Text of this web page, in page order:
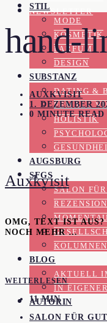
NEWSLETTER
STIL
MODE
KOSMETIK
PARFUM
DESIGN
SUBSTANZ
DATING &
FEMALE
HOLISTIK
AUGSBURG
SFGS
SALON
KOLUMNEN
BLOG
AKTUELL
IN
AUTORIN
hand-
AUXKVISIT
1. DEZEMBER
0 MINUTE READ
Auxkvisit
OMG, TEXT IST
NOCH MEHR …
WEITERLESEN
11 MIN
SALON FÜR